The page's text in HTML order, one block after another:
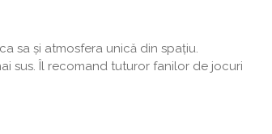
sa și atmosfera unică din spațiu.
sus. Îl recomand tuturor fanilor de jocuri